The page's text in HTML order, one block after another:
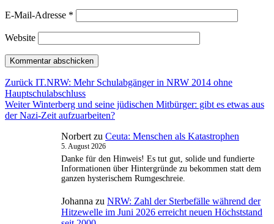
E-Mail-Adresse *
Website
Beitragsnavigation
Zurück Vorheriger
Beitrag:
IT.NRW: Mehr Schulabgänger in NRW 2014 ohne
Hauptschulabschluss
Weiter Nächster
Beitrag:
Winterberg und seine jüdischen Mitbürger: gibt es etwas aus
der Nazi-Zeit aufzuarbeiten?
Norbert zu Ceuta: Menschen als Katastrophen
5. August 2026
Danke für den Hinweis! Es tut gut, solide und fundierte
Informationen über Hintergründe zu bekommen statt dem
ganzen hysterischem Rumgeschreie.
Johanna zu NRW: Zahl der Sterbefälle während der
Hitzewelle im Juni 2026 erreicht neuen Höchststand